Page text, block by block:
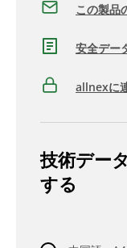
この製品
安全デー
allnexに
技術デー
する